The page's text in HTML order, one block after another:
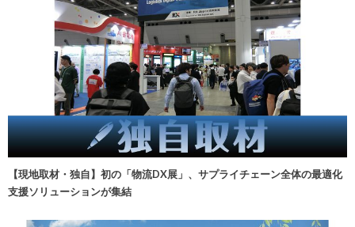
【現地取材・独自】初の「物流DX展」、サプライチェーン全体の最適化
支援ソリューションが集結